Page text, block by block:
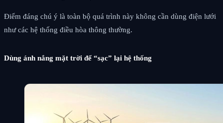
Điểm đáng chú ý là toàn bộ quá trình này không cần dùng điện lưới
như các hệ thống điều hòa thông thường.
Dùng ánh nắng mặt trời để “sạc” lại hệ thống